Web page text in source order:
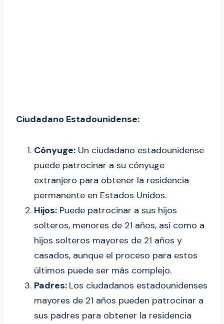
Ciudadano Estadounidense:
Cónyuge: Un ciudadano estadounidense
puede patrocinar a su cónyuge
extranjero para obtener la residencia
permanente en Estados Unidos.
Hijos: Puede patrocinar a sus hijos
solteros, menores de 21 años, así como a
hijos solteros mayores de 21 años y
casados, aunque el proceso para estos
últimos puede ser más complejo.
Padres: Los ciudadanos estadounidenses
mayores de 21 años pueden patrocinar a
sus padres para obtener la residencia